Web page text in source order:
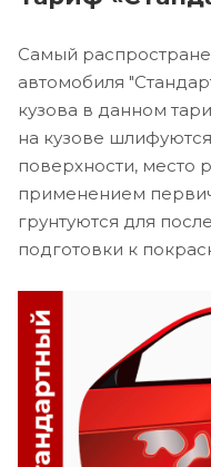
Самый
автомобиля
кузова в данном
на кузове
поверхности, место
применением
грунтуются для
подготовки к